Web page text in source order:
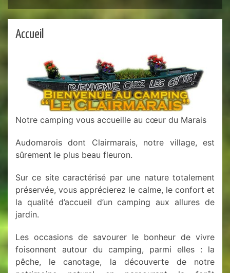
Accueil
Notre camping vous accueille au cœur du Marais
Audomarois dont Clairmarais, notre village, est
sûrement le plus beau fleuron.
Sur ce site caractérisé par une nature totalement
préservée, vous apprécierez le calme, le confort et
la qualité d’accueil d’un camping aux allures de
jardin.
Les occasions de savourer le bonheur de vivre
foisonnent autour du camping, parmi elles : la
pêche, le canotage, la découverte de notre